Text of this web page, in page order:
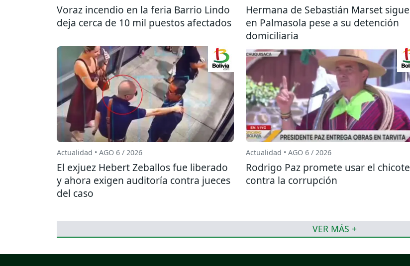
Voraz incendio en la feria Barrio Lindo
deja cerca de 10 mil puestos afectados
Hermana de Sebastián Marset sigue
en Palmasola pese a su detención
domiciliaria
Actualidad • AGO 6 / 2026
El exjuez Hebert Zeballos fue liberado
y ahora exigen auditoría contra jueces
del caso
Actualidad • AGO 6 / 2026
Rodrigo Paz promete usar el chicote
contra la corrupción
VER MÁS +